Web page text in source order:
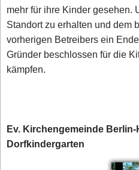
mehr für ihre Kinder gesehen.
Standort zu erhalten und dem
vorherigen Betreibers ein
Gründer beschlossen für die
kämpfen.
Ev. Kirchengemeinde
Dorfkindergarten